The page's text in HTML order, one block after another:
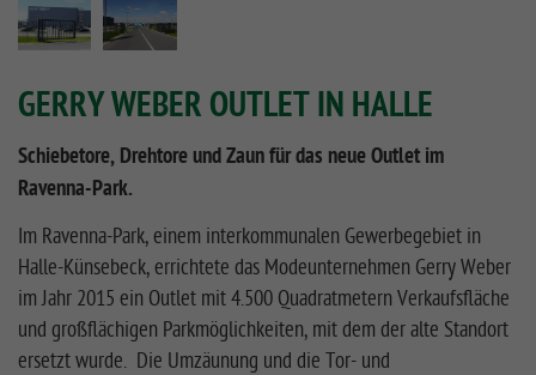
GERRY WEBER OUTLET IN HALLE
Schiebetore, Drehtore und Zaun für das neue Outlet im
Ravenna-Park.
Im Ravenna-Park, einem interkommunalen Gewerbegebiet in
Halle-Künsebeck, errichtete das Modeunternehmen Gerry Weber
im Jahr 2015 ein Outlet mit 4.500 Quadratmetern Verkaufsfläche
und großflächigen Parkmöglichkeiten, mit dem der alte Standort
ersetzt wurde. Die Umzäunung und die Tor- und